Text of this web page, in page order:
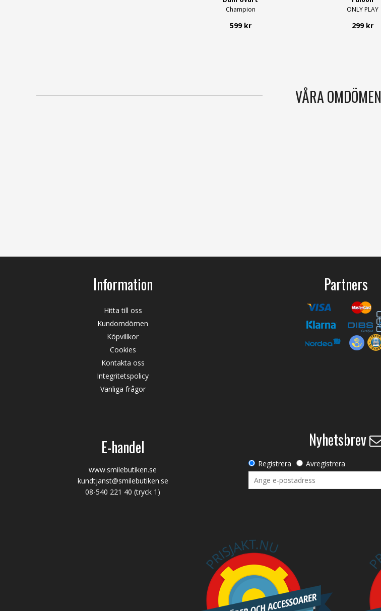
Champion
599 kr
ONLY PLAY
299 kr
VÅRA OMDÖMEN
Information
Hitta till oss
Kundomdömen
Köpvillkor
Cookies
Kontakta oss
Integritetspolicy
Vanliga frågor
Partners
E-handel
www.smilebutiken.se
kundtjanst@smilebutiken.se
08-540 221 40 (tryck 1)
Nyhetsbrev
Registrera Avregistrera